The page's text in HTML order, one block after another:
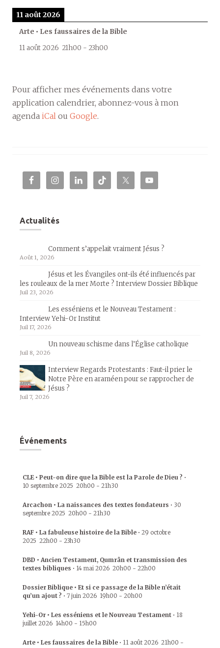
11 août 2026
Arte • Les faussaires de la Bible
11 août 2026 21h00 - 23h00
Pour afficher mes événements dans votre
application calendrier, abonnez-vous à mon
agenda iCal ou Google.
Actualités
Comment s’appelait vraiment Jésus ?
Août 1, 2026
Jésus et les Évangiles ont-ils été influencés par
les rouleaux de la mer Morte ? Interview Dossier Biblique
Juil 23, 2026
Les esséniens et le Nouveau Testament :
Interview Yehi-Or Institut
Juil 17, 2026
Un nouveau schisme dans l’Église catholique
Juil 8, 2026
Interview Regards Protestants : Faut-il prier le
Notre Père en araméen pour se rapprocher de
Jésus ?
Juil 7, 2026
Événements
CLE • Peut-on dire que la Bible est la Parole de Dieu ? •
10 septembre 2025 20h00 - 21h30
Arcachon • La naissances des textes fondateurs • 30
septembre 2025 20h00 - 21h30
RAF • La fabuleuse histoire de la Bible • 29 octobre
2025 22h00 - 23h30
DBD • Ancien Testament, Qumrân et transmission des
textes bibliques • 14 mai 2026 20h00 - 22h00
Dossier Biblique • Et si ce passage de la Bible n’était
qu’un ajout ? • 7 juin 2026 19h00 - 20h00
Yehi-Or • Les esséniens et le Nouveau Testament • 18
juillet 2026 14h00 - 15h00
Arte • Les faussaires de la Bible • 11 août 2026 21h00 -